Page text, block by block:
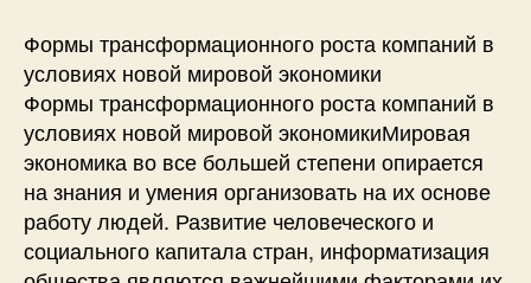
Формы трансформационного роста компаний в
условиях новой мировой экономики
Формы трансформационного роста компаний в
условиях новой мировой экономикиМировая
экономика во все большей степени опирается
на знания и умения организовать на их основе
работу людей. Развитие человеческого и
социального капитала стран, информатизация